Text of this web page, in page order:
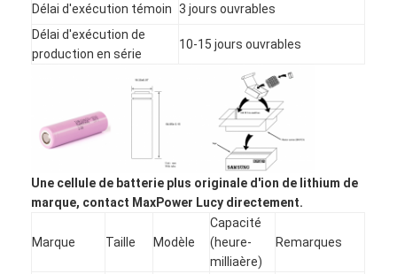
Nouvelles
Discuter Maintenant
batterie du lithium lifepo4
batteries rechargeables d'ion de lithium
Batterie lithium-polymère
batteries de stockage de l'énergie
Délai d'exécution témoin 3 jours ouvrables
Délai d'exécution de
production en série
10-15 jours ouvrables
Une cellule de batterie plus originale d'ion de lithium de
marque, contact MaxPower Lucy directement.
Marque Taille Modèle
Capacité
(heure-
milliaère)
Remarques